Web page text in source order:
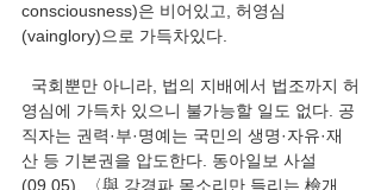
consciousness)은 비어있고, 허영심
(vainglory)으로 가득차있다.
국회뿐만 아니라, 법의 지배에서 법조까지 허
영심에 가득차 있으니 불가능할 일도 없다. 공
직자는 권력·부·명예는 국민의 생명·자유·재
산 등 기본권을 압도한다. 동아일보 사설
(09.05), 〈與 강경파 목소리만 들리는 檢개